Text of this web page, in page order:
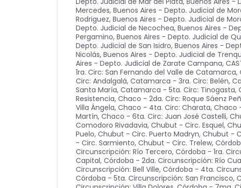
Mercedes, Buenos Aires - Depto. Judicial de
Rodriguez, Buenos Aires - Depto. Judicial de
Depto. Judicial de Necochea, Buenos Aires -
Pergamino, Buenos Aires - Depto. Judicial de
Depto. Judicial de San Isidro, Buenos Aires -
Nicolás, Buenos Aires - Depto. Judicial de
Aires - Depto. Judicial de Zarate Campana,
1ra. Circ: San Fernando del Valle de Catamarca,
Circ: Andalgalá, Catamarca - 3ra. Circ: Belén,
Santa María, Catamarca - 5ta. Circ: Tinogasta,
Resistencia, Chaco - 2da. Circ: Roque Sáenz
Villa Ángela, Chaco - 4ta. Circ: Charata, Chaco
Martín, Chaco - 6ta. Circ: Juan José Castelli,
Comodoro Rivadavia, Chubut - Circ. Esquel,
Puelo, Chubut - Circ. Puerto Madryn, Chubut -
- Circ. Sarmiento, Chubut - Circ. Trelew,
Circunscripción: Río Tercero, Córdoba - 1ra.
Capital, Córdoba - 2da. Circunscripción: Río
Circunscripción: Bell Ville, Córdoba - 4ta.
Córdoba - 5ta. Circunscripción: San Francisco,